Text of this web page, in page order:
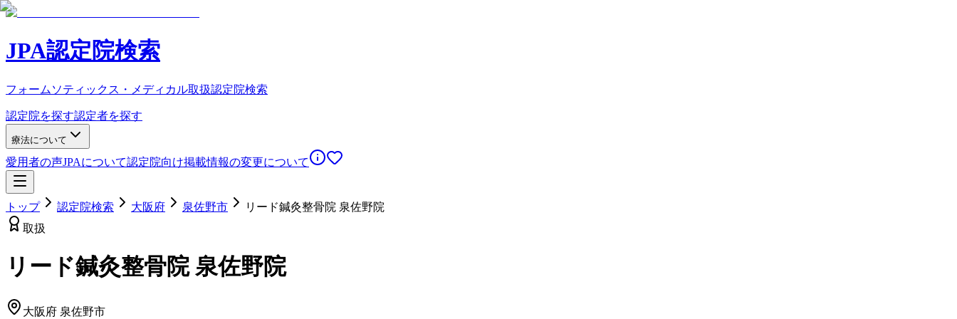
JPA認定院検索
フォームソティックス・メディカル取扱認定院検索
認定院を探す認定者を探す
療法について
愛用者の声JPAについて認定院向け掲載情報の変更について
トップ 認定院検索 大阪府 泉佐野市
リード鍼灸整骨院 泉佐野院
取扱
リード鍼灸整骨院 泉佐野院
大阪府 泉佐野市